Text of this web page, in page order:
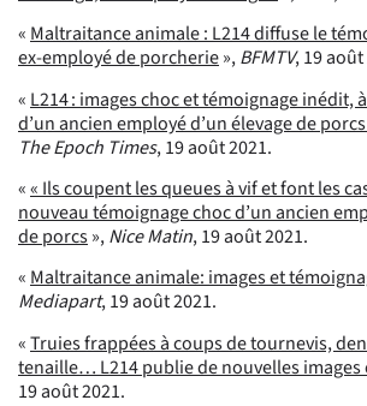
« Maltraitance animale : L214 diffuse le
ex-employé de porcherie»,BFMTV, 19 août
« L214 : images choc et témoignage inédit,
d’un ancien employé d’un élevage de
The Epoch Times, 19 août 2021.
«« Ils coupent les queues à vif et font les
nouveau témoignage choc d’un ancien
de porcs»,Nice Matin, 19 août 2021.
«Maltraitance animale: images et
Mediapart, 19 août 2021.
«Truies frappées à coups de tournevis,
tenaille… L214 publie de nouvelles images
19 août 2021.